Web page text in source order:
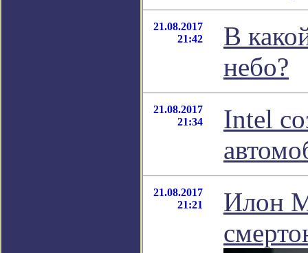
21.08.2017
21:42
В
небо?
21.08.2017
21:34
Intel
21.08.2017
21:21
Илон